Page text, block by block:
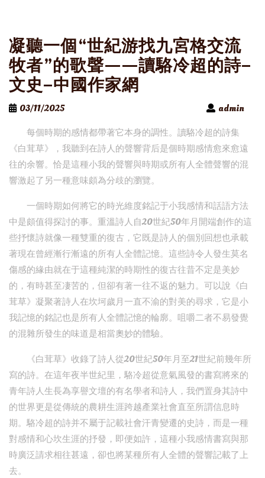
凝聽一個“世紀游找九宮格交流
牧者”的歌聲——讀駱冷超的詩–
文史–中國作家網
03/11/2025
admin
每個時期的感情都帶著它本身的調性。讀駱冷超的詩集
《白茸草》，我聽到在詩人的聲響背后是個時期感情愈來愈遠
往的余響。恰是這種小我的聲響與時期或所有人全體聲響的混
響激起了另一種意味頗為分歧的瀏覽。
一個時期如何將它的時光維度銘記于小我感情和話語方法
中是頗值得探討的事。重溫詩人自20世紀50年月開端創作的這
些抒懷詩就像一種雙重的復古，它既是詩人的個別回想也承載
著現在曾經漸行漸遠的所有人全體記憶。這些詩令人發生莫名
傷感的緣由就在于這種純潔的時期性的復古往昔不定是美妙
的，有時甚至凄苦的，但卻有著一往不返的魅力。可以說《白
茸草》凝聚著詩人在坎坷歲月一直不渝的對美的尋求，它是小
我記憶的銘記也是所有人全體記憶的輪廓。咀嚼二者不易發覺
的混雜所發生的味道是相當奧妙的體驗。
《白茸草》收錄了詩人從20世紀50年月至21世紀前幾年所
寫的詩。在這年夜半世紀里，駱冷超從意氣風發的書寫將來的
青年詩人生長為享譽文壇的有名學者和詩人，我們置身其詩中
的世界更是從傳統的農耕生涯跨越產業社會直至所謂信息時
期。駱冷超的詩并不屬于記載社會汗青變遷的史詩，而是一種
對感情和心坎生涯的抒發，即便如許，這種小我感情書寫與那
時廣泛請求相往甚遠，卻也將某種所有人全體的聲響記載了上
去。